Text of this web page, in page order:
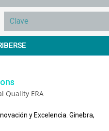
y Excelencia. Ginebra,